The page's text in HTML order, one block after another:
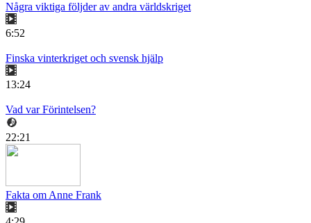
Några viktiga följder av andra världskriget
6:52
Finska vinterkriget och svensk hjälp
13:24
Vad var Förintelsen?
22:21
Fakta om Anne Frank